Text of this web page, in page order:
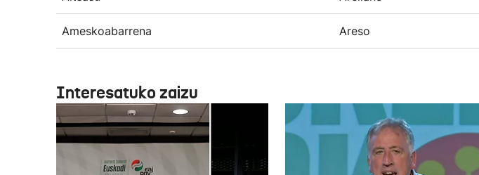
Ameskoabarrena Areso
Interesatuko zaizu